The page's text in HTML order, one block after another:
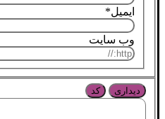
ایمیل*
وب سایت
دیداری کد